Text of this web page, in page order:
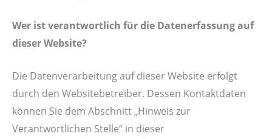
Wer ist verantwortlich für die Datenerfassung auf
dieser Website?
Die Datenverarbeitung auf dieser Website erfolgt
durch den Websitebetreiber. Dessen Kontaktdaten
können Sie dem Abschnitt „Hinweis zur
Verantwortlichen Stelle“ in dieser